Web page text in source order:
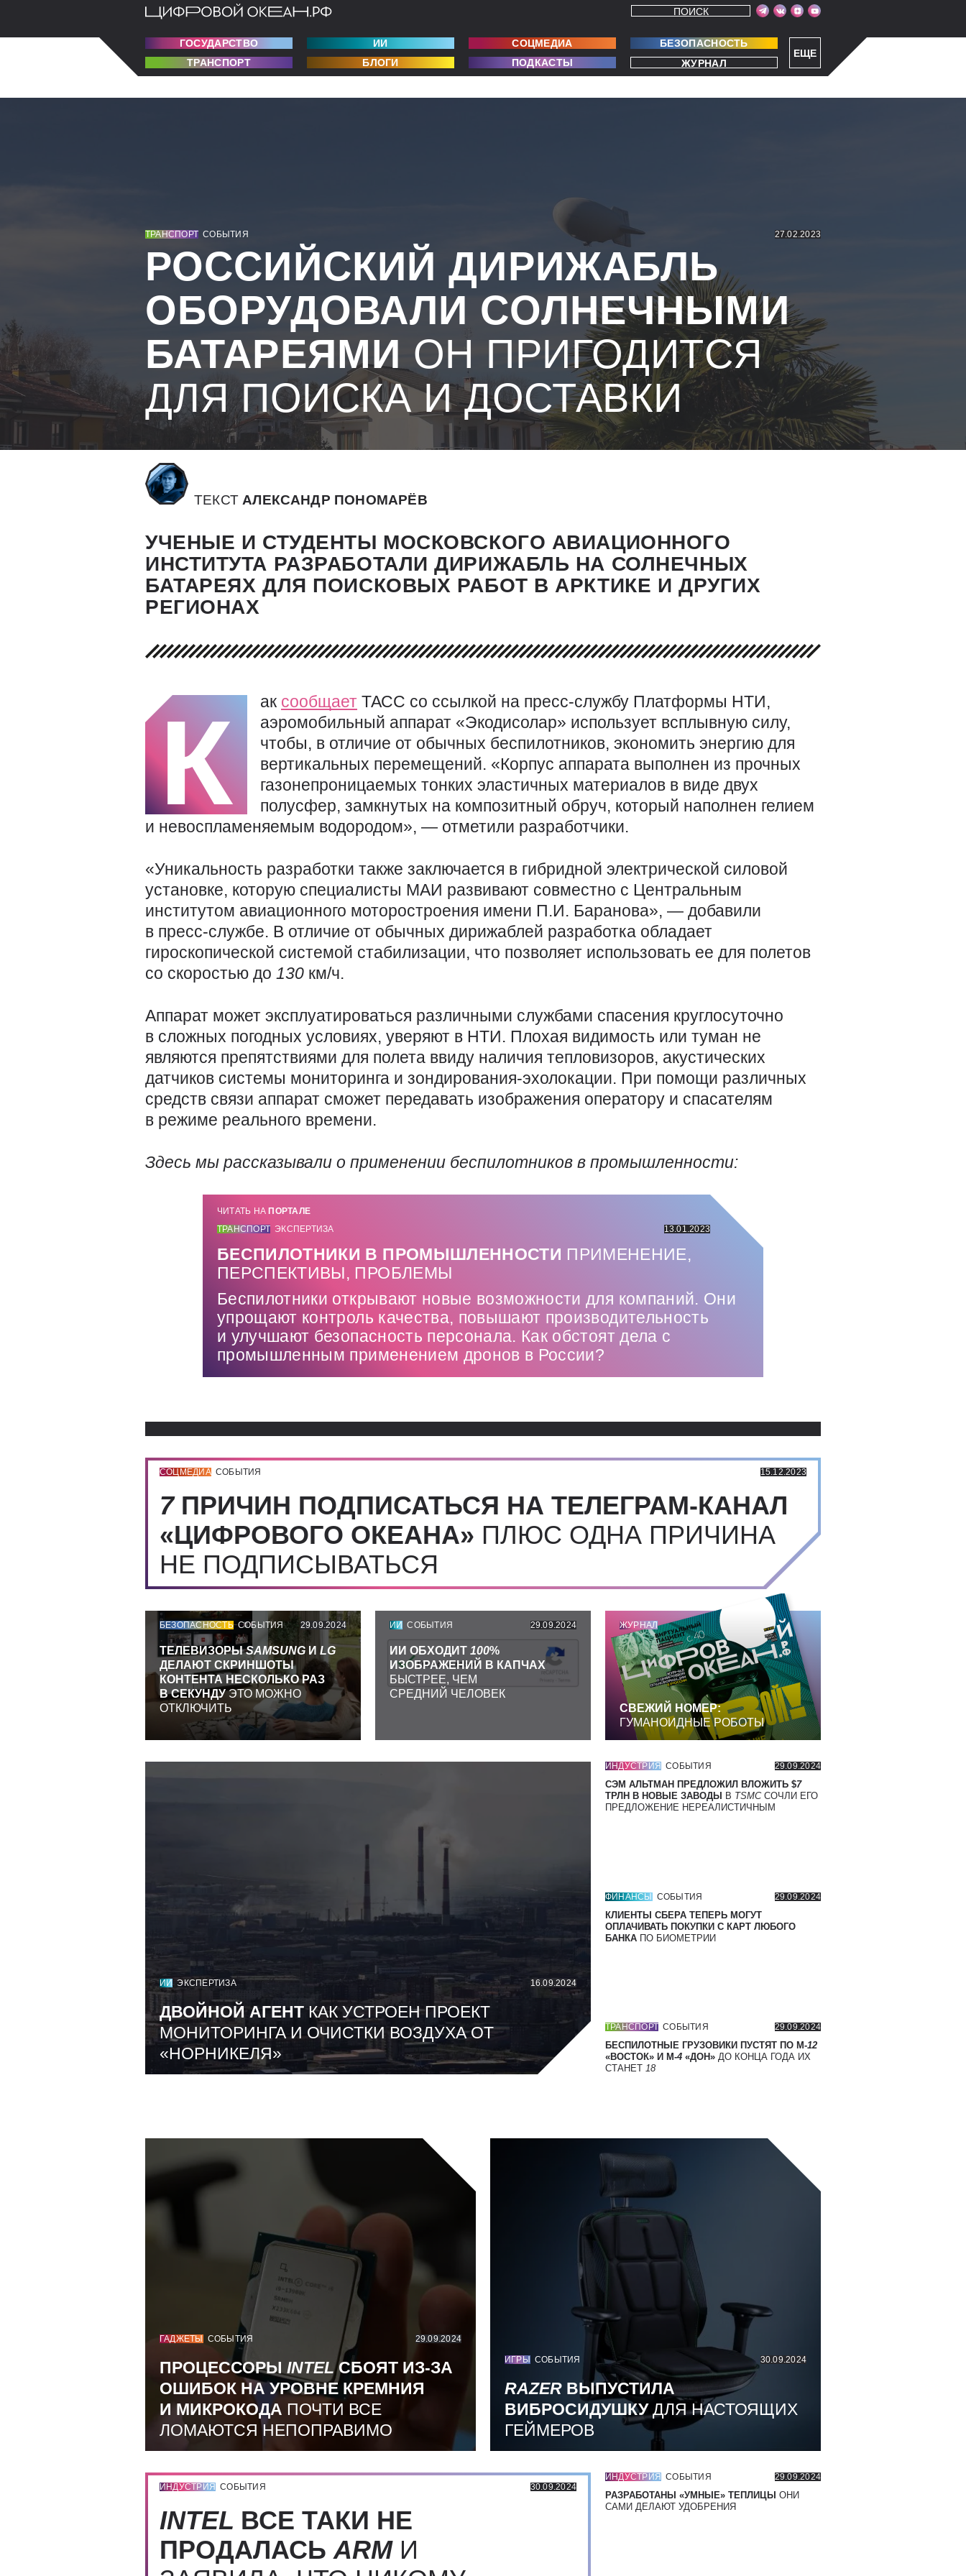
ЕЩЕ
ПОИСК
ГОСУДАРСТВО ИИ СОЦМЕДИА
БЕЗОПАСНОСТЬ
ТРАНСПОРТ
БЛОГИ ПОДКАСТЫ ЖУРНАЛ
ТРАНСПОРТ СОБЫТИЯ 27.02.2023
РОССИЙСКИЙ ДИРИЖАБЛЬ
ОБОРУДОВАЛИ СОЛНЕЧНЫМИ
БАТАРЕЯМИ ОН ПРИГОДИТСЯ
ДЛЯ ПОИСКА И ДОСТАВКИ
ТЕКСТ АЛЕКСАНДР ПОНОМАРЁВ
УЧЕНЫЕ И СТУДЕНТЫ МОСКОВСКОГО АВИАЦИОННОГО
ИНСТИТУТА РАЗРАБОТАЛИ ДИРИЖАБЛЬ НА СОЛНЕЧНЫХ
БАТАРЕЯХ ДЛЯ ПОИСКОВЫХ РАБОТ В АРКТИКЕ И ДРУГИХ
РЕГИОНАХ
К ак сообщает ТАСС со ссылкой на пресс-службу Платформы НТИ,
аэромобильный аппарат «Экодисолар» использует всплывную силу,
чтобы, в отличие от обычных беспилотников, экономить энергию для
вертикальных перемещений. «Корпус аппарата выполнен из прочных
газонепроницаемых тонких эластичных материалов в виде двух
полусфер, замкнутых на композитный обруч, который наполнен гелием
и невоспламеняемым водородом», — отметили разработчики.
«Уникальность разработки также заключается в гибридной электрической силовой
установке, которую специалисты МАИ развивают совместно с Центральным
институтом авиационного моторостроения имени П.И. Баранова», — добавили
в пресс-службе. В отличие от обычных дирижаблей разработка обладает
гироскопической системой стабилизации, что позволяет использовать ее для полетов
со скоростью до 130 км/ч.
Аппарат может эксплуатироваться различными службами спасения круглосуточно
в сложных погодных условиях, уверяют в НТИ. Плохая видимость или туман не
являются препятствиями для полета ввиду наличия тепловизоров, акустических
датчиков системы мониторинга и зондирования-эхолокации. При помощи различных
средств связи аппарат сможет передавать изображения оператору и спасателям
в режиме реального времени.
Здесь мы рассказывали о применении беспилотников в промышленности:
ЧИТАТЬ НА ПОРТАЛЕ
ТРАНСПОРТ ЭКСПЕРТИЗА 13.01.2023
БЕСПИЛОТНИКИ В ПРОМЫШЛЕННОСТИ ПРИМЕНЕНИЕ,
ПЕРСПЕКТИВЫ, ПРОБЛЕМЫ
Беспилотники открывают новые возможности для компаний. Они
упрощают контроль качества, повышают производительность
и улучшают безопасность персонала. Как обстоят дела с
промышленным применением дронов в России?
СОЦМЕДИА СОБЫТИЯ 15.12.2023
7 ПРИЧИН ПОДПИСАТЬСЯ НА ТЕЛЕГРАМ-КАНАЛ
«ЦИФРОВОГО ОКЕАНА» ПЛЮС ОДНА ПРИЧИНА
НЕ ПОДПИСЫВАТЬСЯ
БЕЗОПАСНОСТЬ СОБЫТИЯ 29.09.2024
ТЕЛЕВИЗОРЫSAMSUNG И LG
ДЕЛАЮТ СКРИНШОТЫ
КОНТЕНТА НЕСКОЛЬКО РАЗ
В СЕКУНДУЭТО МОЖНО
ОТКЛЮЧИТЬ
ИИ СОБЫТИЯ 29.09.2024
ИИ ОБХОДИТ 100%
ИЗОБРАЖЕНИЙ В КАПЧАХ
БЫСТРЕЕ, ЧЕМ
СРЕДНИЙ ЧЕЛОВЕК
ЖУРНАЛ
СВЕЖИЙ НОМЕР:
ГУМАНОИДНЫЕ РОБОТЫ
ИИ ЭКСПЕРТИЗА 16.09.2024
ДВОЙНОЙ АГЕНТКАК УСТРОЕН ПРОЕКТ
МОНИТОРИНГА И ОЧИСТКИ ВОЗДУХА ОТ
«НОРНИКЕЛЯ»
ИНДУСТРИЯ СОБЫТИЯ 29.09.2024
СЭМ АЛЬТМАН ПРЕДЛОЖИЛ ВЛОЖИТЬ $7
ТРЛН В НОВЫЕ ЗАВОДЫ
В TSMC СОЧЛИ ЕГО
ПРЕДЛОЖЕНИЕ НЕРЕАЛИСТИЧНЫМ
ФИНАНСЫ СОБЫТИЯ 29.09.2024
КЛИЕНТЫ СБЕРА ТЕПЕРЬ МОГУТ
ОПЛАЧИВАТЬ ПОКУПКИ С КАРТ ЛЮБОГО
БАНКА ПО БИОМЕТРИИ
ТРАНСПОРТ СОБЫТИЯ 29.09.2024
БЕСПИЛОТНЫЕ ГРУЗОВИКИ ПУСТЯТ ПО М-12
«ВОСТОК» И М-4 «ДОН» ДО КОНЦА ГОДА ИХ
СТАНЕТ 18
ГАДЖЕТЫ СОБЫТИЯ 29.09.2024
ПРОЦЕССОРЫ INTELСБОЯТ ИЗ-ЗА
ОШИБОК НА УРОВНЕ КРЕМНИЯ
И МИКРОКОДА ПОЧТИ ВСЕ
ЛОМАЮТСЯ НЕПОПРАВИМО
ИГРЫ СОБЫТИЯ 30.09.2024
RAZER ВЫПУСТИЛА
ВИБРОСИДУШКУДЛЯ НАСТОЯЩИХ
ГЕЙМЕРОВ
ИНДУСТРИЯ СОБЫТИЯ 30.09.2024
INTEL ВСЕ ТАКИ НЕ
ПРОДАЛАСЬ ARMИ
ИНДУСТРИЯ СОБЫТИЯ 29.09.2024
РАЗРАБОТАНЫ «УМНЫЕ» ТЕПЛИЦЫ ОНИ
САМИ ДЕЛАЮТ УДОБРЕНИЯ